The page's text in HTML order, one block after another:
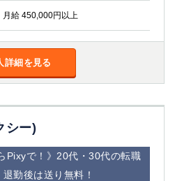
月給 450,000円以上
詳細を見る
シー)
Pixyで！》20代・30代の転職
勤後は送り無料！